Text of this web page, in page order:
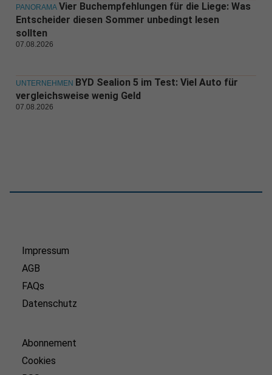
PANORAMA Vier Buchempfehlungen für die Liege: Was
Entscheider diesen Sommer unbedingt lesen
sollten
07.08.2026
UNTERNEHMEN BYD Sealion 5 im Test: Viel Auto für
vergleichsweise wenig Geld
07.08.2026
Impressum
AGB
FAQs
Datenschutz
Abonnement
Cookies